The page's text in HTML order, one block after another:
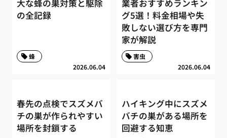
大な蜂の巣対策と駆除
の全記録
2026.06.04
蜂
業者おすすめランキン
グ5選！料金相場や失
敗しない選び方を専門
家が解説
2026.06.04
害虫
春先の点検でスズメバ
チの巣が作られやすい
場所を封鎖する
ハイキング中にスズメ
バチの巣がある場所を
回避する知恵